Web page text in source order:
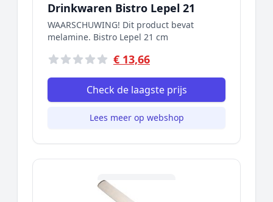
Drinkwaren Bistro Lepel 21
WAARSCHUWING! Dit product bevat
melamine. Bistro Lepel 21 cm
€ 13,66
Check de laagste prijs
Lees meer op webshop